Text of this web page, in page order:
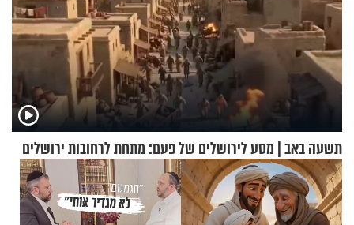
תשעה באב | מסע לירושלים של פעם: מתחת לרחובות ירושלים